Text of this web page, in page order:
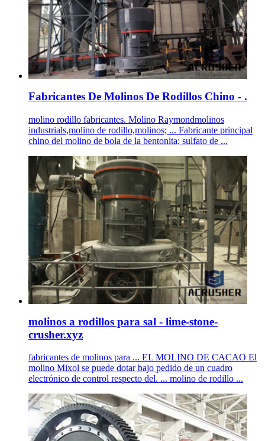
Fabricantes De Molinos De Rodillos Chino - .
molino rodillo fabricantes. Molino Raymondmolinos
industrials,molino de rodillo,molinos; ... Fabricante principal
chino del molino de bola de la bentonita; sulfato de ...
molinos a rodillos para sal - lime-stone-
crusher.xyz
fabricantes de molinos para ... EL MOLINO DE CACAO El
molino Mixol se puede dotar bajo pedido de un cuadro
electrónico de control respecto del. ... molino de rodillo ...